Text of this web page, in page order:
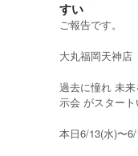
すい
ご報告です。
大丸福岡天神
過去に憧れ 未
示会 がスタート
本日6/13(水)〜